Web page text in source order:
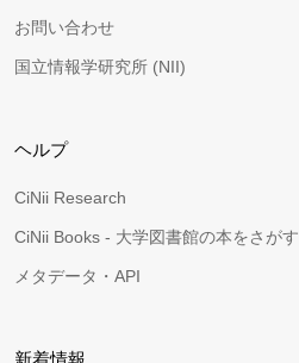
お問い合わせ
国立情報学研究所 (NII)
ヘルプ
CiNii Research
CiNii Books - 大学図書館の本をさがす
メタデータ・API
新着情報